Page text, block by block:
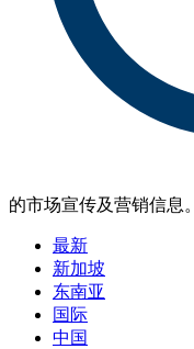
的市场宣传及营销信息。
最新
新加坡
东南亚
国际
中国